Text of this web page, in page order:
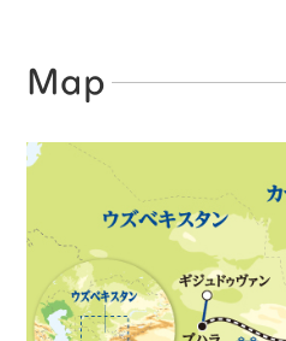
Map